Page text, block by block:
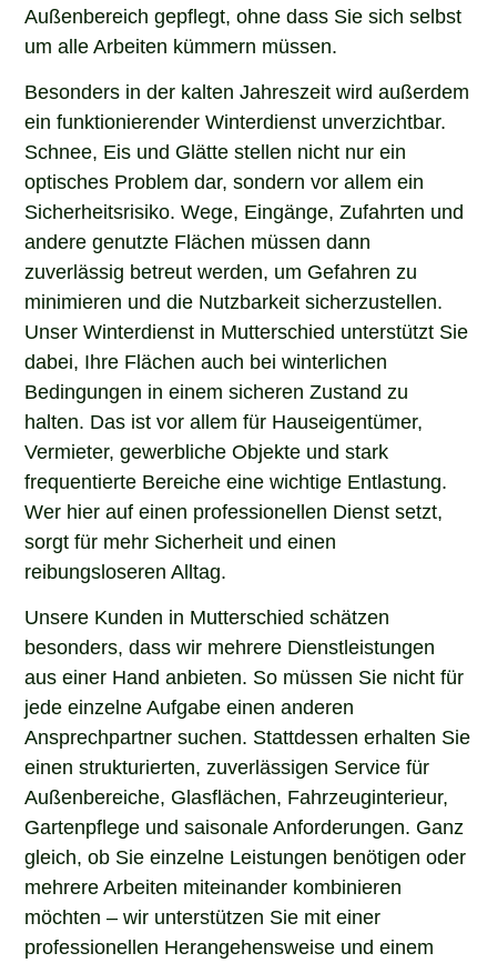
Außenbereich gepflegt, ohne dass Sie sich selbst
um alle Arbeiten kümmern müssen.
Besonders in der kalten Jahreszeit wird außerdem
ein funktionierender Winterdienst unverzichtbar.
Schnee, Eis und Glätte stellen nicht nur ein
optisches Problem dar, sondern vor allem ein
Sicherheitsrisiko. Wege, Eingänge, Zufahrten und
andere genutzte Flächen müssen dann
zuverlässig betreut werden, um Gefahren zu
minimieren und die Nutzbarkeit sicherzustellen.
Unser Winterdienst in Mutterschied unterstützt Sie
dabei, Ihre Flächen auch bei winterlichen
Bedingungen in einem sicheren Zustand zu
halten. Das ist vor allem für Hauseigentümer,
Vermieter, gewerbliche Objekte und stark
frequentierte Bereiche eine wichtige Entlastung.
Wer hier auf einen professionellen Dienst setzt,
sorgt für mehr Sicherheit und einen
reibungsloseren Alltag.
Unsere Kunden in Mutterschied schätzen
besonders, dass wir mehrere Dienstleistungen
aus einer Hand anbieten. So müssen Sie nicht für
jede einzelne Aufgabe einen anderen
Ansprechpartner suchen. Stattdessen erhalten Sie
einen strukturierten, zuverlässigen Service für
Außenbereiche, Glasflächen, Fahrzeuginterieur,
Gartenpflege und saisonale Anforderungen. Ganz
gleich, ob Sie einzelne Leistungen benötigen oder
mehrere Arbeiten miteinander kombinieren
möchten – wir unterstützen Sie mit einer
professionellen Herangehensweise und einem